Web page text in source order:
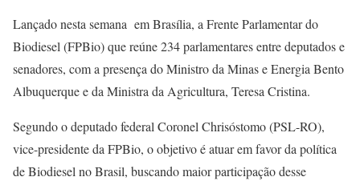
Lançado nesta semana em Brasília, a Frente Parlamentar do
Biodiesel (FPBio) que reúne 234 parlamentares entre deputados e
senadores, com a presença do Ministro da Minas e Energia Bento
Albuquerque e da Ministra da Agricultura, Teresa Cristina.
Segundo o deputado federal Coronel Chrisóstomo (PSL-RO),
vice-presidente da FPBio, o objetivo é atuar em favor da política
de Biodiesel no Brasil, buscando maior participação desse